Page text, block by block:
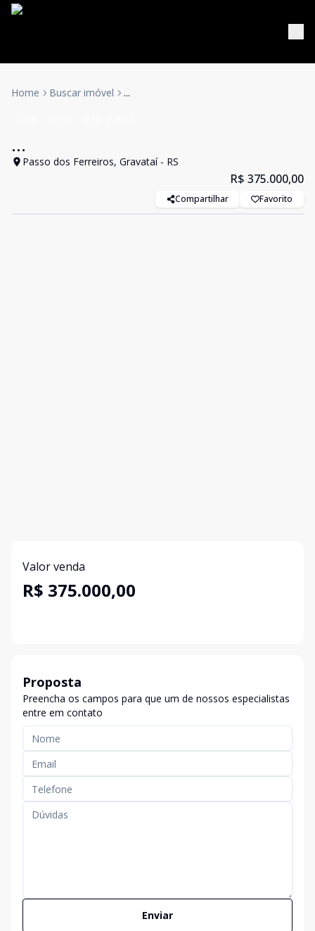
Home Buscar imóvel ...
...
Passo dos Ferreiros, Gravataí - RS
R$ 375.000,00
Compartilhar Favorito
Valor venda
R$ 375.000,00
Proposta
Preencha os campos para que um de nossos especialistas
entre em contato
Enviar